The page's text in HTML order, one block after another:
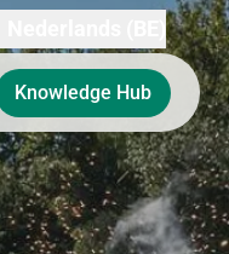
Knowledge Hub